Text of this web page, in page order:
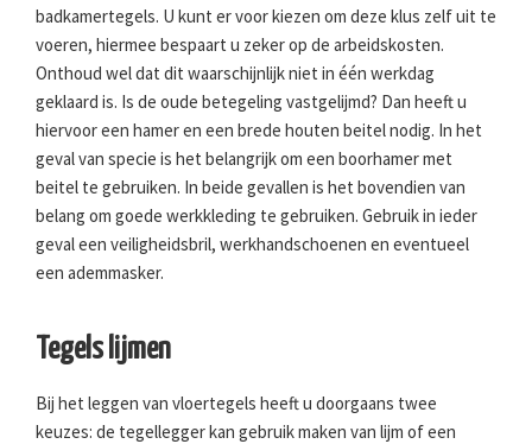
badkamertegels. U kunt er voor kiezen om deze klus zelf uit te
voeren, hiermee bespaart u zeker op de arbeidskosten.
Onthoud wel dat dit waarschijnlijk niet in één werkdag
geklaard is. Is de oude betegeling vastgelijmd? Dan heeft u
hiervoor een hamer en een brede houten beitel nodig. In het
geval van specie is het belangrijk om een boorhamer met
beitel te gebruiken. In beide gevallen is het bovendien van
belang om goede werkkleding te gebruiken. Gebruik in ieder
geval een veiligheidsbril, werkhandschoenen en eventueel
een ademmasker.
Tegels lijmen
Bij het leggen van vloertegels heeft u doorgaans twee
keuzes: de tegellegger kan gebruik maken van lijm of een